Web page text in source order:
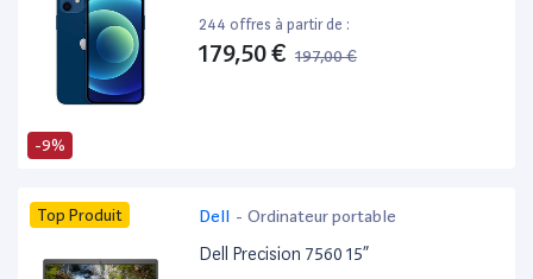
-9%
244 offres à partir de :
179,50 € 197,00 €
Top Produit Dell - Ordinateur portable
Dell Precision 7560 15”